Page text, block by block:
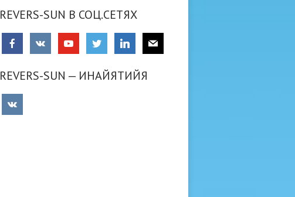
REVERS-SUN В СОЦ.СЕТЯХ
REVERS-SUN — ИНАЙЯТИЙЯ